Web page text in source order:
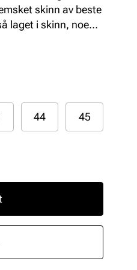
skinn av beste
laget i skinn, noe
komfort. Yttersålen
44 45